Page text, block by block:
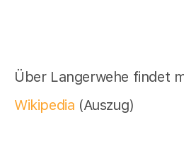
Über Langerwehe findet
Wikipedia (Auszug)